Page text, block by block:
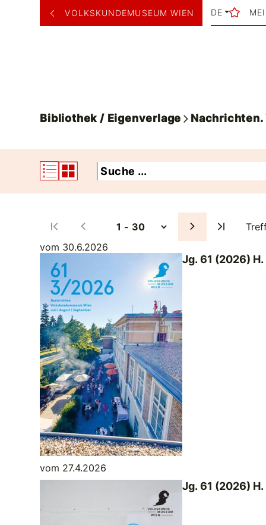
VOLKSKUNDEMUSEUM WIEN DE
Bibliothek / Eigenverlage Nachrichten.
vom 30.6.2026
Jg. 61 (2026) H.
vom 27.4.2026
Jg. 61 (2026) H.